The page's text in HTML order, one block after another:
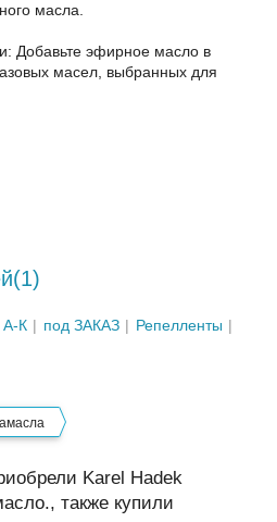
масла.
Добавьте эфирное масло в
масел, выбранных для
1)
К под ЗАКАЗ
Репелленты
Karel Hadek
также купили